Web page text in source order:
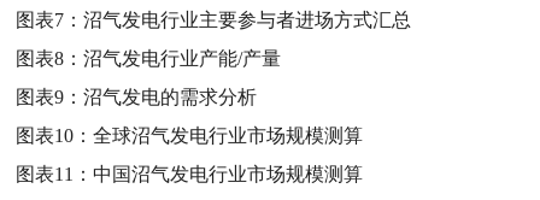
图表7：沼气发电行业主要参与者进场方式汇总
图表8：沼气发电行业产能/产量
图表9：沼气发电的需求分析
图表10：全球沼气发电行业市场规模测算
图表11：中国沼气发电行业市场规模测算